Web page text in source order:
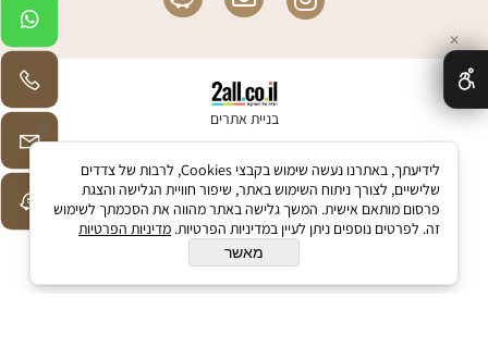
בניית אתרים
✕
לידיעתך, באתרנו נעשה שימוש בקבצי Cookies, לרבות של צדדים
שלישיים, לצורך ניתוח השימוש באתר, שיפור חוויית הגלישה והצגת
פרסום מותאם אישית. המשך גלישה באתר מהווה את הסכמתך לשימוש
זה. לפרטים נוספים ניתן לעיין במדיניות הפרטיות. מדיניות הפרטיות
מאשר